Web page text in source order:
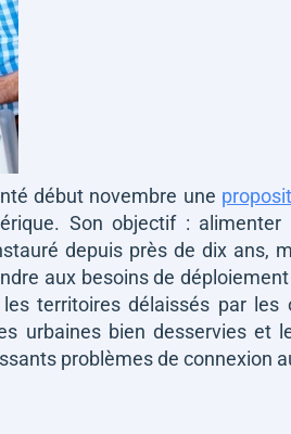
début novembre une
Son objectif : alimenter
depuis près de dix ans,
aux besoins de
territoires délaissés par les
urbaines bien desservies et
problèmes de connexion